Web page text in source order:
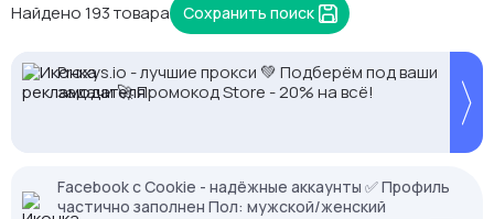
Найдено 193 товара Сохранить поиск
2328.io — прием крипто платежей
Кешбек до 10% на прокси с NodeMaven.
Используй DRK35 для скидки 35%
Proxys.io - лучшие прокси 💚 Подберём под ваши
задачи 🚀 Промокод Store - 20% на всё!
Facebook с Cookie - надёжные аккаунты ✅ Профиль
частично заполнен Пол: мужской/женский